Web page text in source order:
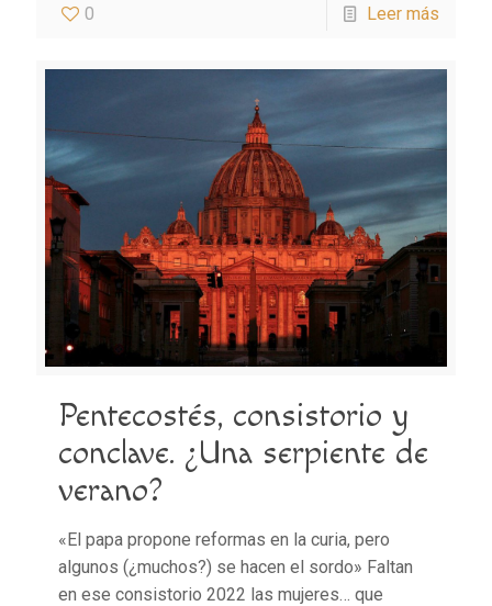
0 Leer más
Pentecostés, consistorio y
conclave. ¿Una serpiente de
verano?
«El papa propone reformas en la curia, pero
algunos (¿muchos?) se hacen el sordo» Faltan
en ese consistorio 2022 las mujeres… que